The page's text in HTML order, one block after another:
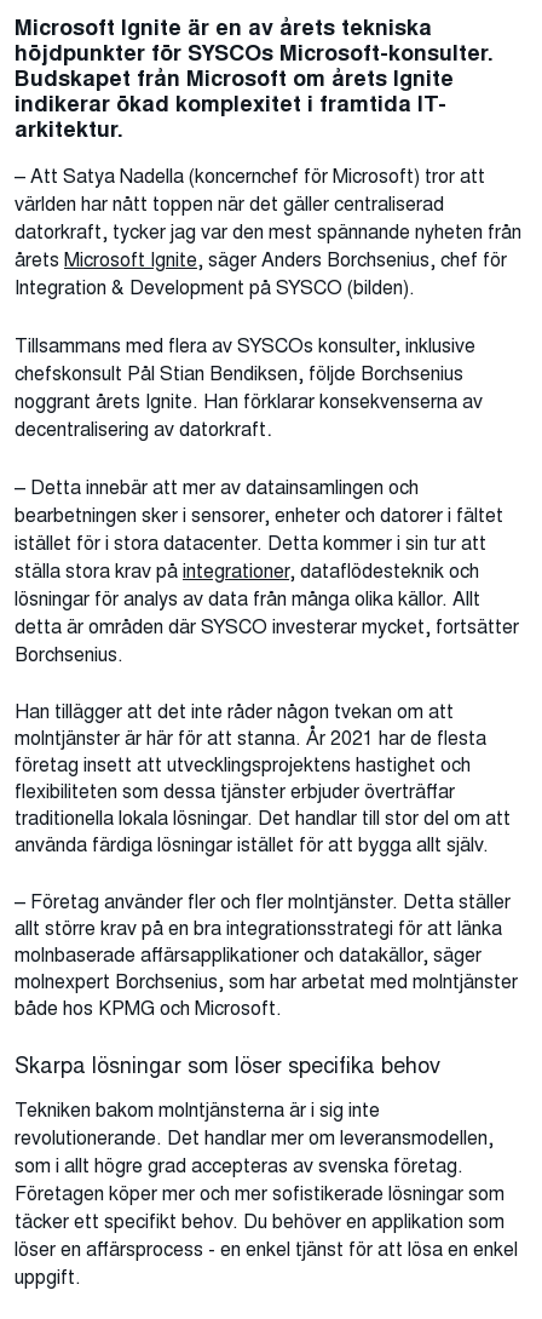
Microsoft Ignite är en av årets tekniska
höjdpunkter för SYSCOs Microsoft-konsulter.
Budskapet från Microsoft om årets Ignite
indikerar ökad komplexitet i framtida IT-
arkitektur.
– Att Satya Nadella (koncernchef för Microsoft) tror att
världen har nått toppen när det gäller centraliserad
datorkraft, tycker jag var den mest spännande nyheten från
årets Microsoft Ignite, säger Anders Borchsenius, chef för
Integration & Development på SYSCO (bilden).
Tillsammans med flera av SYSCOs konsulter, inklusive
chefskonsult Pål Stian Bendiksen, följde Borchsenius
noggrant årets Ignite. Han förklarar konsekvenserna av
decentralisering av datorkraft.
– Detta innebär att mer av datainsamlingen och
bearbetningen sker i sensorer, enheter och datorer i fältet
istället för i stora datacenter. Detta kommer i sin tur att
ställa stora krav påintegrationer, dataflödesteknik och
lösningar för analys av data från många olika källor. Allt
detta är områden där SYSCO investerar mycket, fortsätter
Borchsenius.
Han tillägger att det inte råder någon tvekan om att
molntjänster är här för att stanna. År 2021 har de flesta
företag insett att utvecklingsprojektens hastighet och
flexibiliteten som dessa tjänster erbjuder överträffar
traditionella lokala lösningar. Det handlar till stor del om att
använda färdiga lösningar istället för att bygga allt själv.
– Företag använder fler och fler molntjänster. Detta ställer
allt större krav på en bra integrationsstrategi för att länka
molnbaserade affärsapplikationer och datakällor, säger
molnexpert Borchsenius, som har arbetat med molntjänster
både hos KPMG och Microsoft.
Skarpa lösningar som löser specifika behov
Tekniken bakom molntjänsterna är i sig inte
revolutionerande. Det handlar mer om leveransmodellen,
som i allt högre grad accepteras av svenska företag.
Företagen köper mer och mer sofistikerade lösningar som
täcker ett specifikt behov. Du behöver en applikation som
löser en affärsprocess - en enkel tjänst för att lösa en enkel
uppgift.